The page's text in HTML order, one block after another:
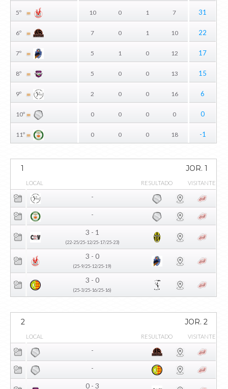
5º 10 0 1 7 31
6º 7 0 1 10 22
7º 5 1 0 12 17
8º 5 0 0 13 15
9º 2 0 0 16 6
10º 0 0 0 0 0
11º 0 0 0 18 -1
1 JOR. 1
LOCAL RESULTADO VISITANTE
-
-
3 - 1
(22-25/25-12/25-17/25-23)
3 - 0
(25-9/25-12/25-19)
3 - 0
(25-3/25-16/25-16)
2 JOR. 2
LOCAL RESULTADO VISITANTE
-
-
0 - 3